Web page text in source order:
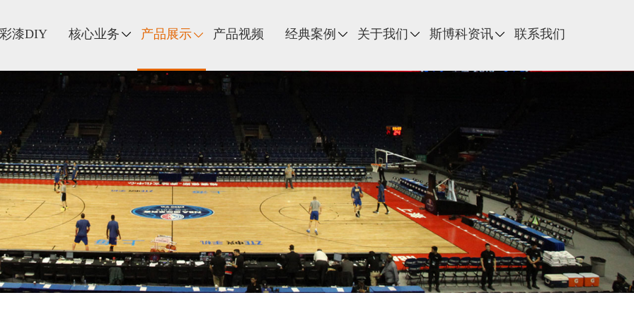
彩漆DIY 核心业务 产品展示 产品视频 经典案例 关于我们 斯博科资讯 联系我们